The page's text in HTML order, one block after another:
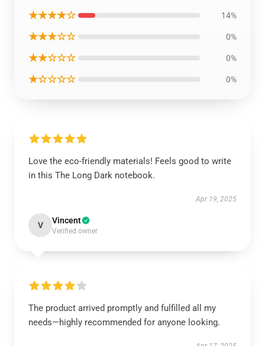
★★★★☆ 14%
★★★☆☆ 0%
★★☆☆☆ 0%
★☆☆☆☆ 0%
Love the eco-friendly materials! Feels good to write
in this The Long Dark notebook.
Apr 19, 2025
V Vincent
Verified owner
The product arrived promptly and fulfilled all my
needs—highly recommended for anyone looking.